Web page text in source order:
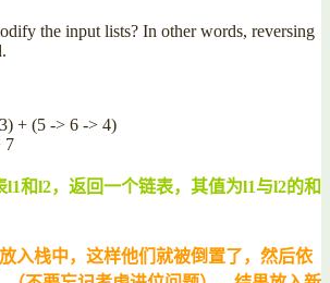
the input lists? In other words, reversing
+ (5 -> 6 -> 4)
7
和l2，返回一个链表，其值为l1与l2的和
入栈中，这样他们就被倒置了，然后依